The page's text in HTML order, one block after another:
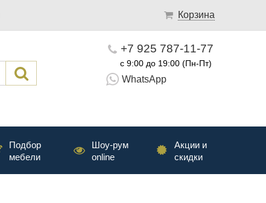
Корзина
+7 925 787-11-77
с 9:00 до 19:00 (Пн-Пт)
WhatsApp
Акции и
скидки
Шоу-рум
online
Подбор
мебели